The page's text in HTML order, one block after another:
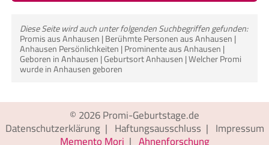
Diese Seite wird auch unter folgenden Suchbegriffen gefunden:
Promis aus Anhausen | Berühmte Personen aus Anhausen |
Anhausen Persönlichkeiten | Prominente aus Anhausen |
Geboren in Anhausen | Geburtsort Anhausen | Welcher Promi
wurde in Anhausen geboren
© 2026Promi-Geburtstage.de
Datenschutzerklärung| Haftungsausschluss | Impressum